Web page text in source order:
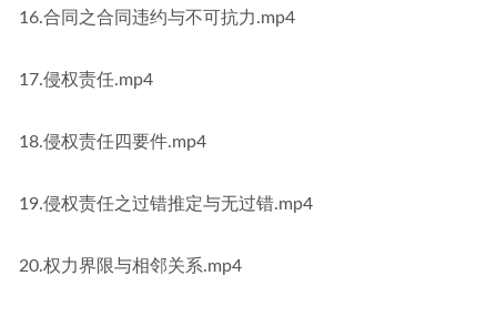
16.合同之合同违约与不可抗力.mp4
17.侵权责任.mp4
18.侵权责任四要件.mp4
19.侵权责任之过错推定与无过错.mp4
20.权力界限与相邻关系.mp4